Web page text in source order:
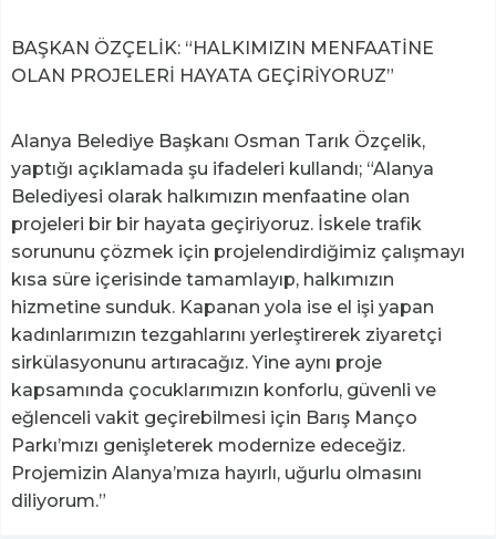
BAŞKAN ÖZÇELİK: “HALKIMIZIN MENFAATİNE
OLAN PROJELERİ HAYATA GEÇİRİYORUZ”
Alanya Belediye Başkanı Osman Tarık Özçelik,
yaptığı açıklamada şu ifadeleri kullandı; “Alanya
Belediyesi olarak halkımızın menfaatine olan
projeleri bir bir hayata geçiriyoruz. İskele trafik
sorununu çözmek için projelendirdiğimiz çalışmayı
kısa süre içerisinde tamamlayıp, halkımızın
hizmetine sunduk. Kapanan yola ise el işi yapan
kadınlarımızın tezgahlarını yerleştirerek ziyaretçi
sirkülasyonunu artıracağız. Yine aynı proje
kapsamında çocuklarımızın konforlu, güvenli ve
eğlenceli vakit geçirebilmesi için Barış Manço
Parkı’mızı genişleterek modernize edeceğiz.
Projemizin Alanya’mıza hayırlı, uğurlu olmasını
diliyorum.”